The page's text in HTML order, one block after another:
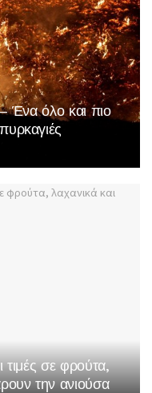
Ένα όλο και πιο
τιμές σε φρούτα,
την ανιούσα